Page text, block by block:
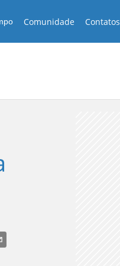
Comunidade Contatos
DO DIA